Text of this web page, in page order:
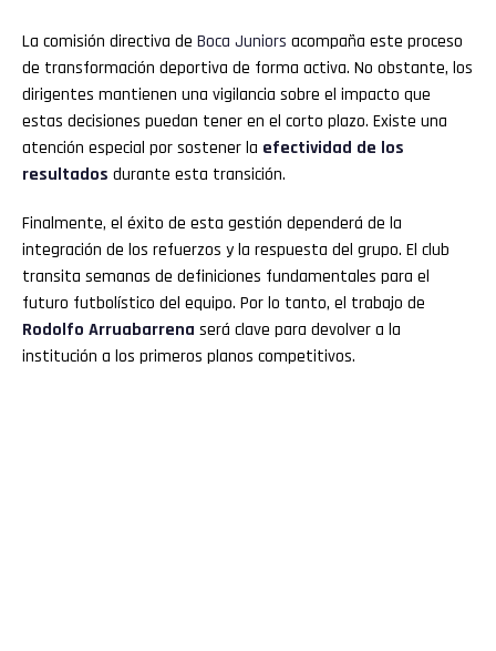
La comisión directiva de Boca Juniors acompaña este proceso
de transformación deportiva de forma activa. No obstante, los
dirigentes mantienen una vigilancia sobre el impacto que
estas decisiones puedan tener en el corto plazo. Existe una
atención especial por sostener la efectividad de los
resultados durante esta transición.
Finalmente, el éxito de esta gestión dependerá de la
integración de los refuerzos y la respuesta del grupo. El club
transita semanas de definiciones fundamentales para el
futuro futbolístico del equipo. Por lo tanto, el trabajo de
Rodolfo Arruabarrena será clave para devolver a la
institución a los primeros planos competitivos.